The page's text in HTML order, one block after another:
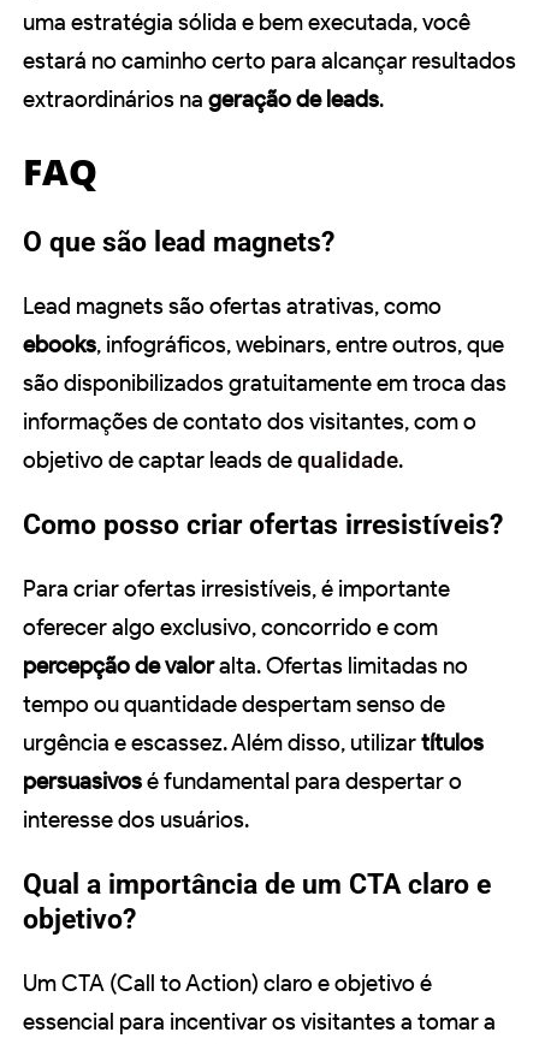
uma estratégia sólida e bem executada, você
estará no caminho certo para alcançar resultados
extraordinários na geração de leads.
FAQ
O que são lead magnets?
Lead magnets são ofertas atrativas, como
ebooks, infográficos, webinars, entre outros, que
são disponibilizados gratuitamente em troca das
informações de contato dos visitantes, com o
objetivo de captar leads dequalidade.
Como posso criar ofertas irresistíveis?
Para criar ofertas irresistíveis, é importante
oferecer algo exclusivo, concorrido e com
percepção de valoralta. Ofertas limitadas no
tempo ou quantidade despertam senso de
urgência e escassez. Além disso, utilizartítulos
persuasivosé fundamental para despertar o
interesse dos usuários.
Qual a importância de um CTA claro e
objetivo?
Um CTA (Call to Action) claro e objetivo é
essencial para incentivar os visitantes a tomar a